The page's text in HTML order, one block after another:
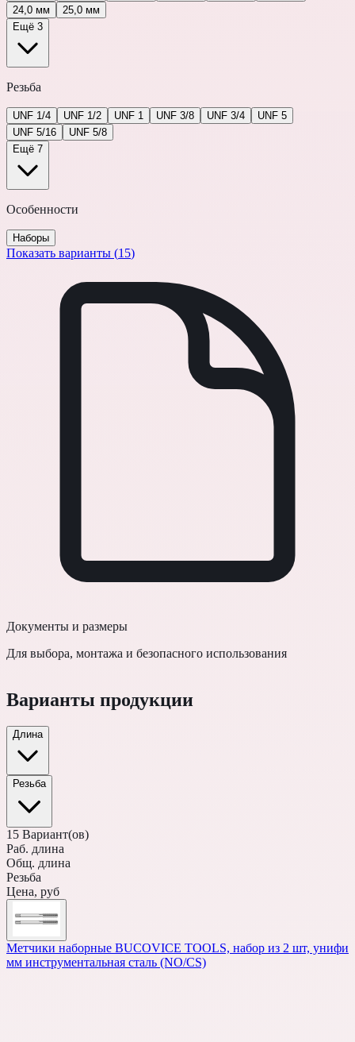
24,0 мм
25,0 мм
Ещё 3
Резьба
UNF 1/4 UNF 1/2 UNF 1 UNF 3/8 UNF 3/4
UNF 5
UNF 5/16
UNF 5/8
Ещё 7
Особенности
Наборы
Показать варианты (15)
Документы и размеры
Для выбора, монтажа и безопасного использования
Варианты продукции
Длина
Резьба
15 Вариант(ов)
Раб. длина
Общ. длина
Резьба
Цена, руб
Метчики наборные BUCOVICE TOOLS, набор из 2 шт,
мм инструментальная сталь (NO/CS)